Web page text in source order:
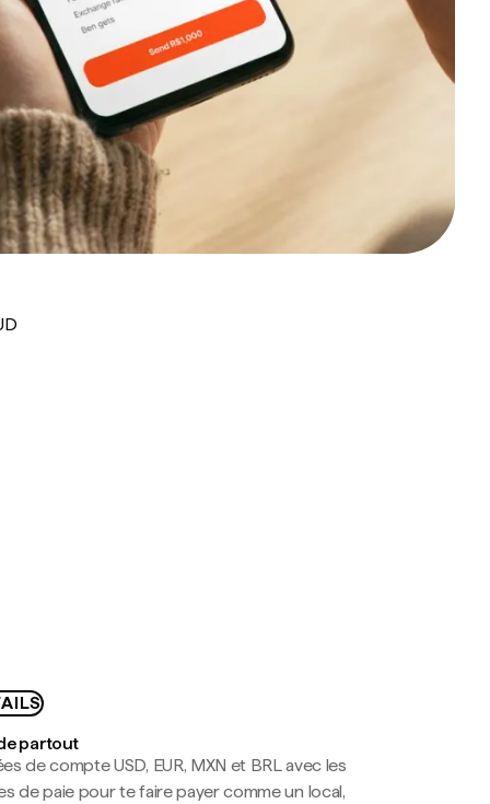
partout
de compte USD, EUR, MXN et BRL avec les
de paie pour te faire payer comme un local,